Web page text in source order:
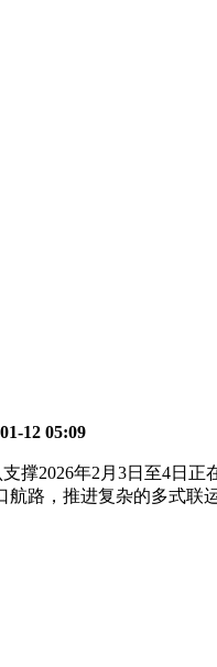
12 05:09
2026年2月3日至4日正
路，推进复杂的多式联